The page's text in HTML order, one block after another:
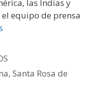
las Indias y
equipo de prensa
,Santa Rosa de